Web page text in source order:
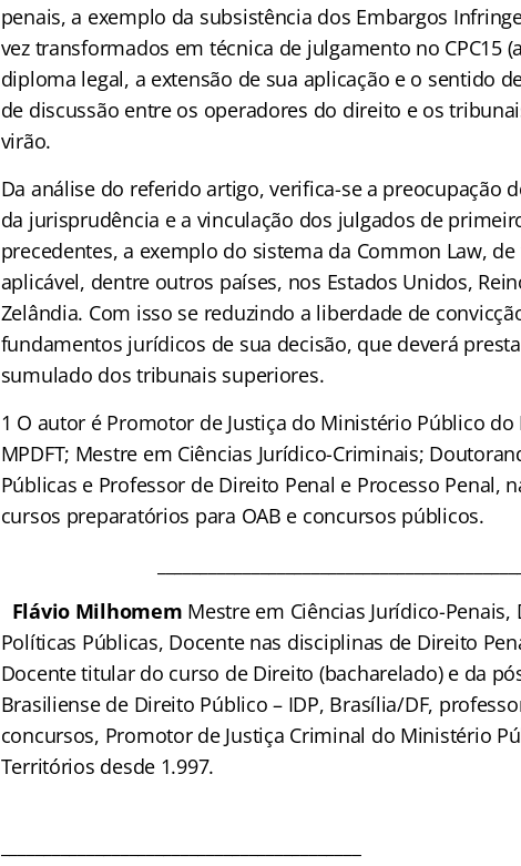
penais, a exemplo da subsistência dos Embargos
vez transformados em técnica de julgamento no CPC15
diploma legal, a extensão de sua aplicação e o sentido
de discussão entre os operadores do direito e os
virão.
Da análise do referido artigo, verifica-se a preocupação
da jurisprudência e a vinculação dos julgados de
precedentes, a exemplo do sistema da Common Law,
aplicável, dentre outros países, nos Estados Unidos,
Zelândia. Com isso se reduzindo a liberdade de
fundamentos jurídicos de sua decisão, que deverá
sumulado dos tribunais superiores.
1 O autor é Promotor de Justiça do Ministério Público
MPDFT; Mestre em Ciências Jurídico-Criminais;
Públicas e Professor de Direito Penal e Processo Penal,
cursos preparatórios para OAB e concursos públicos.
Flávio Milhomem Mestre em Ciências Jurídico-
Políticas Públicas, Docente nas disciplinas de Direito
Docente titular do curso de Direito (bacharelado) e da
Brasiliense de Direito Público – IDP, Brasília/DF,
concursos, Promotor de Justiça Criminal do Ministério
Territórios desde 1.997.